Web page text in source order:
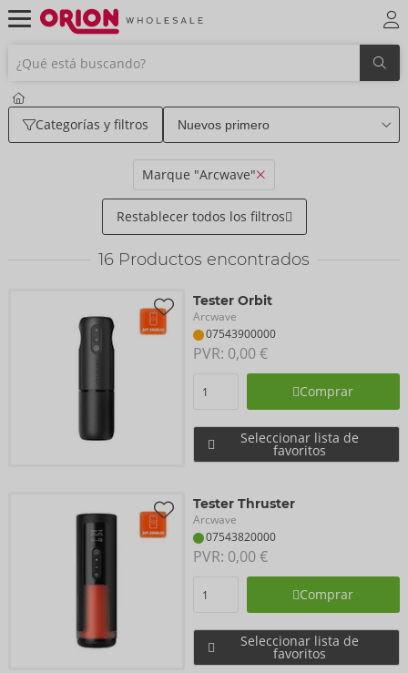
Categorías y filtros
Marque "Arcwave"
Restablecer todos los filtros
16 Productos encontrados
Tester Orbit
Arcwave
07543900000
PVR: 0,00 €
Comprar
Seleccionar lista de
favoritos
Tester Thruster
Arcwave
07543820000
PVR: 0,00 €
Comprar
Seleccionar lista de
favoritos